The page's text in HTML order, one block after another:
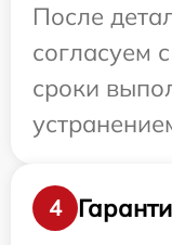
После
согласуем
сроки
4